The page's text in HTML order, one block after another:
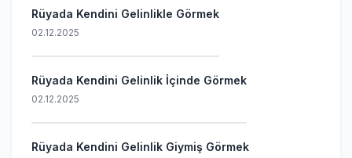
Rüyada Kendini Gelinlikle Görmek
02.12.2025
Rüyada Kendini Gelinlik İçinde Görmek
02.12.2025
Rüyada Kendini Gelinlik Giymiş Görmek